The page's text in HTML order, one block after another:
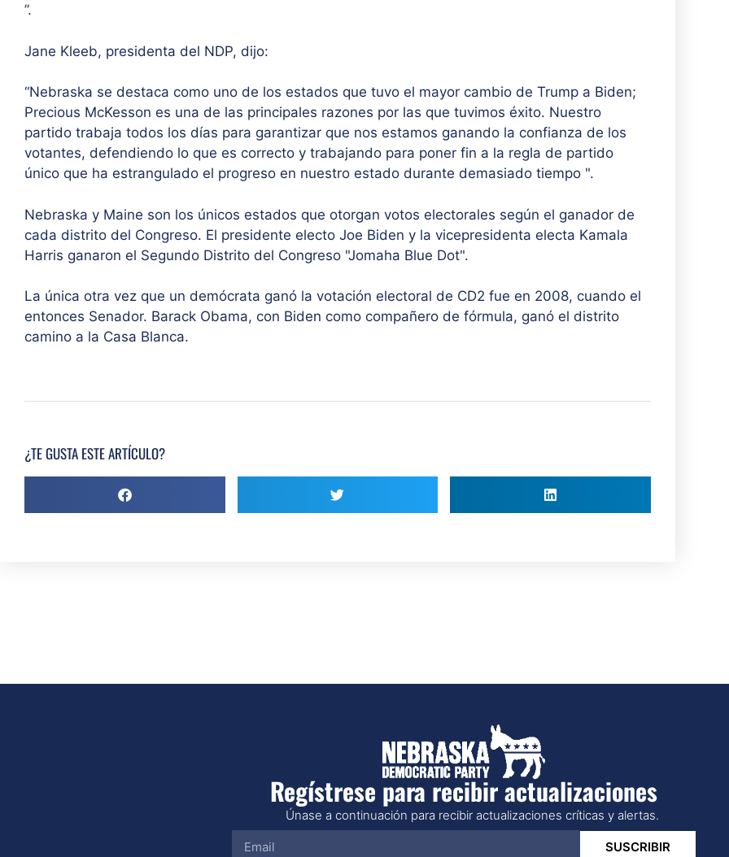
”.
Jane Kleeb, presidenta del NDP, dijo:
“Nebraska se destaca como uno de los estados que tuvo el mayor cambio de Trump a Biden;
Precious McKesson es una de las principales razones por las que tuvimos éxito. Nuestro
partido trabaja todos los días para garantizar que nos estamos ganando la confianza de los
votantes, defendiendo lo que es correcto y trabajando para poner fin a la regla de partido
único que ha estrangulado el progreso en nuestro estado durante demasiado tiempo ".
Nebraska y Maine son los únicos estados que otorgan votos electorales según el ganador de
cada distrito del Congreso. El presidente electo Joe Biden y la vicepresidenta electa Kamala
Harris ganaron el Segundo Distrito del Congreso "Jomaha Blue Dot".
La única otra vez que un demócrata ganó la votación electoral de CD2 fue en 2008, cuando el
entonces Senador. Barack Obama, con Biden como compañero de fórmula, ganó el distrito
camino a la Casa Blanca.
¿TE GUSTA ESTE ARTÍCULO?
Regístrese para recibir actualizaciones
Únase a continuación para recibir actualizaciones críticas y alertas.
SUSCRIBIR